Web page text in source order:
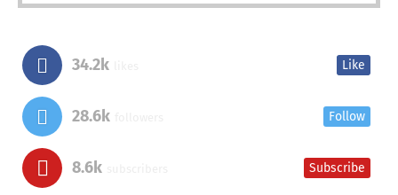
34.2k Like
28.6k Follow
8.6k Subscribe